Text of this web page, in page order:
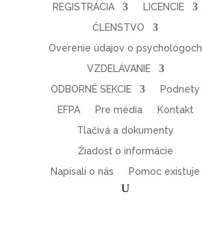
REGISTRÁCIA
LICENCIE
ČLENSTVO
Overenie údajov o psychológoch
VZDELÁVANIE
ODBORNÉ SEKCIE
Podnety
EFPA
Pre média
Kontakt
Tlačivá a dokumenty
Žiadosť o informácie
Napísali o nás
Pomoc existuje